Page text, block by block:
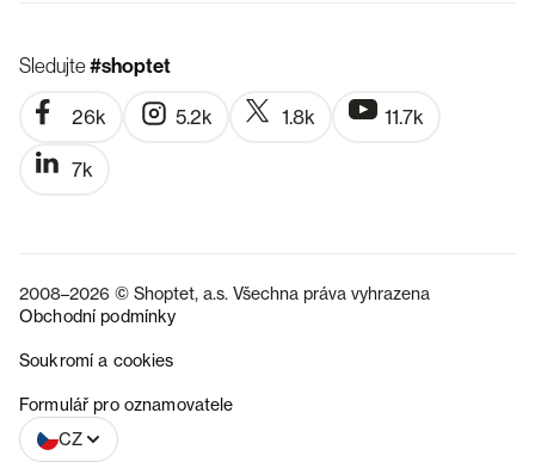
Sledujte#shoptet
26k 5.2k 1.8k 11.7k
7k
2008–2026 © Shoptet, a.s. Všechna práva vyhrazena
Obchodní podmínky
Soukromí a cookies
Formulář pro oznamovatele
CZ